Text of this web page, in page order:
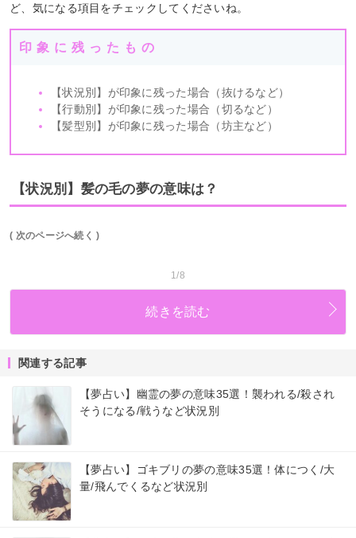
ど、気になる項目をチェックしてくださいね。
印象に残ったもの
【状況別】が印象に残った場合（抜けるなど）
【行動別】が印象に残った場合（切るなど）
【髪型別】が印象に残った場合（坊主など）
【状況別】髪の毛の夢の意味は？
( 次のページへ続く )
1/8
続きを読む
関連する記事
【夢占い】幽霊の夢の意味35選！襲われる/殺され
そうになる/戦うなど状況別
【夢占い】ゴキブリの夢の意味35選！体につく/大
量/飛んでくるなど状況別